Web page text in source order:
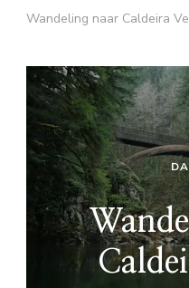
Wandeling naar Caldeira